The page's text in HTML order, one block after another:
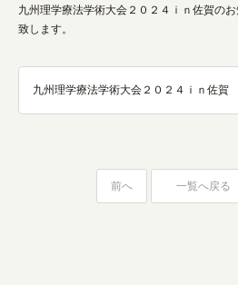
九州理学療法学術大会２０２４ｉｎ佐賀の
致します。
九州理学療法学術大会２０２４ｉｎ佐賀
前へ 一覧へ戻る